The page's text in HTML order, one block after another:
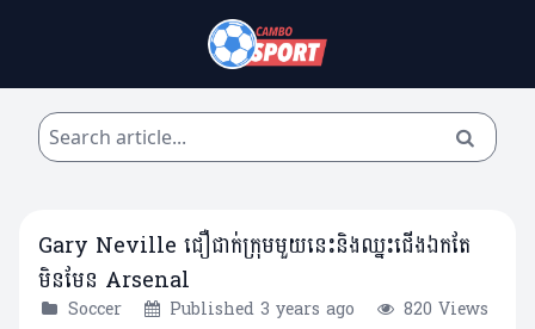
Gary Neville ជឿជាក់ក្រុមមួយនេះនិងឈ្នះជើងឯកតែ
មិនមែន Arsenal
Soccer Published 3 years ago
820 Views